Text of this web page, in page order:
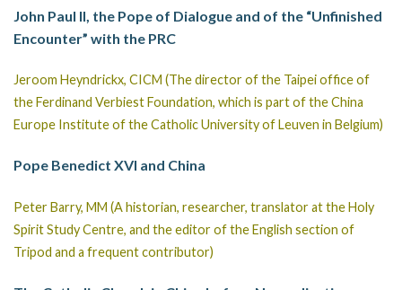
John Paul II, the Pope of Dialogue and of the “Unfinished
Encounter” with the PRC
Jeroom Heyndrickx, CICM (The director of the Taipei office of
the Ferdinand Verbiest Foundation, which is part of the China
Europe Institute of the Catholic University of Leuven in Belgium)
Pope Benedict XVI and China
Peter Barry, MM (A historian, researcher, translator at the Holy
Spirit Study Centre, and the editor of the English section of
Tripod and a frequent contributor)